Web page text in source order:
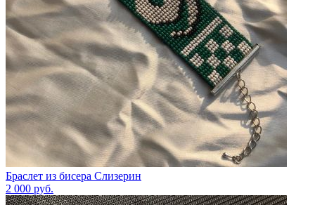
Браслет из бисера Слизерин
2 000 руб.